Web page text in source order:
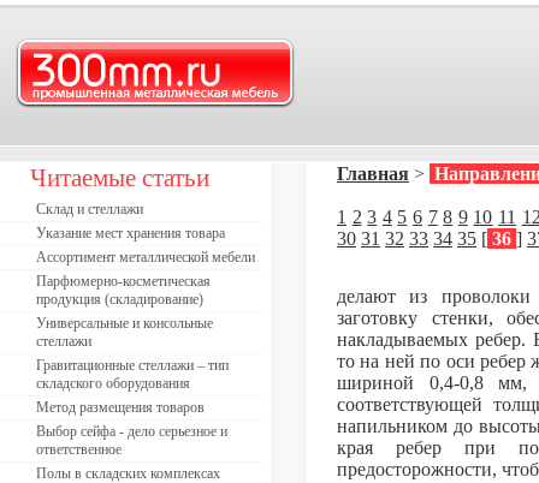
Читаемые статьи
Склад и стеллажи
Указание мест хранения товара
Ассортимент металлической мебели
Парфюмерно-косметическая
продукция (складирование)
Универсальные и консольные
стеллажи
Гравитационные стеллажи – тип
складского оборудования
Метод размещения товаров
Выбор сейфа - дело серьезное и
ответственное
Полы в складских комплексах
Главная >
1 2 3 4 5 6 7 8 9 10 11
30 31 32 33 34 35 [ 36 ]
делают из
заготовку стенки,
накладываемых ребер.
то на ней по оси ребер
шириной 0,4-0,8 мм,
соответствующей
напильником до
края ребер при
предосторожности,